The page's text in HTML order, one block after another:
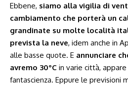
Ebbene, siamo alla vigilia di
cambiamento che porterà un
grandinate su molte località
prevista la neve, idem anche in
alle basse quote. E annunciare
avremo 30°C in varie città,
fantascienza. Eppure le previsioni